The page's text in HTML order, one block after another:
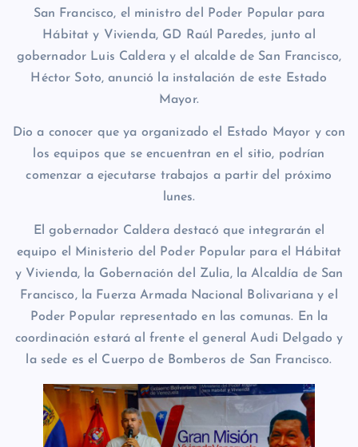
San Francisco, el ministro del Poder Popular para
Hábitat y Vivienda, GD Raúl Paredes, junto al
gobernador Luis Caldera y el alcalde de San Francisco,
Héctor Soto, anunció la instalación de este Estado
Mayor.
Dio a conocer que ya organizado el Estado Mayor y con
los equipos que se encuentran en el sitio, podrían
comenzar a ejecutarse trabajos a partir del próximo
lunes.
El gobernador Caldera destacó que integrarán el
equipo el Ministerio del Poder Popular para el Hábitat
y Vivienda, la Gobernación del Zulia, la Alcaldía de San
Francisco, la Fuerza Armada Nacional Bolivariana y el
Poder Popular representado en las comunas. En la
coordinación estará al frente el general Audi Delgado y
la sede es el Cuerpo de Bomberos de San Francisco.